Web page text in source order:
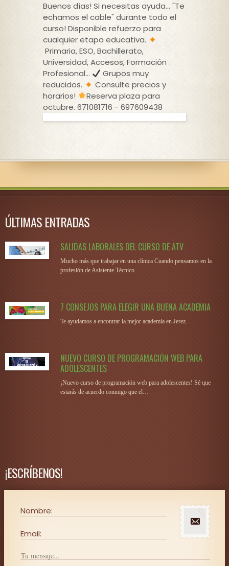
Buenos días! Si necesitas ayuda... "Te
echamos el cable" durante todo el
curso! Disponible refuerzo para
cualquier etapa educativa.
Primaria, ESO, Bachillerato,
Universidad, Accesos, Formación
Profesional...
Grupos muy
reducidos.
Consulte precios y
horarios!
Reserva plaza para
octubre. 671081716 - 697609438
ÚLTIMAS ENTRADAS
SALIDAS LABORALES DEL CURSO DE ATV
Mucho más que trabajar en una clínica Cuando pensamos en la
profesión de Asistente Técnico…
7 CONSEJOS PARA ELEGIR UNA BUENA ACADEMIA
Te ayudamos a encontrar la mejor academia en Jerez.
NUEVO CURSO DE PROGRAMACIÓN WEB PARA
ADOLESCENTES
¡Nuevo curso de programación web para adolescentes! Sé que
estarás de acuerdo conmigo que el…
¡ESCRÍBENOS!
Nombre:
Email: